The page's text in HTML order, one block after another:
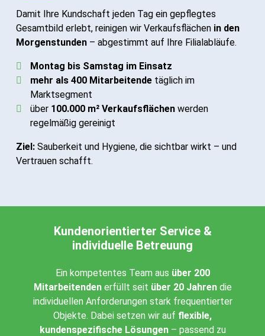
Damit Ihre Kundschaft jeden Tag ein gepflegtes
Gesamtbild erlebt, reinigen wir Verkaufsflächen in den
Morgenstunden – abgestimmt auf Ihre Filialabläufe.
Montag bis Samstag im Einsatz
mehr als 400 Mitarbeitende täglich im
Marktsegment
über 100.000 m² Verkaufsflächen werden
regelmäßig gereinigt
Ziel: Sauberkeit und Hygiene, die sichtbar wirkt – und
Vertrauen schafft.
Kundenorientierter Service &
individuelle Betreuung
Ein kompetentes Team aus über 200
Mitarbeitendenerfüllt seit über 20 Jahrendie
individuellen Anforderungen stark frequentierter
Objekte. Dabei setzen wir auf flexible,
kundenspezifische Lösungen– passend zu